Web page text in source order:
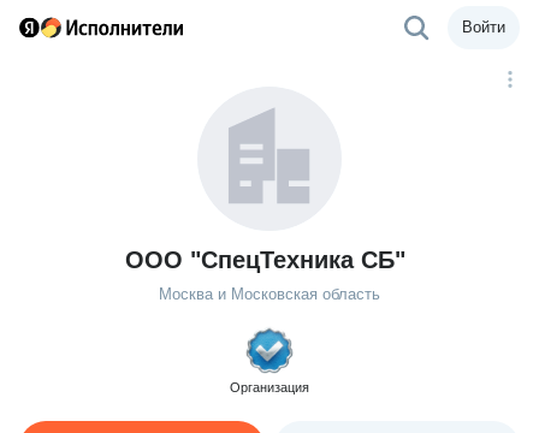
Войти
ООО "СпецТехника СБ"
Москва и Московская область
Организация